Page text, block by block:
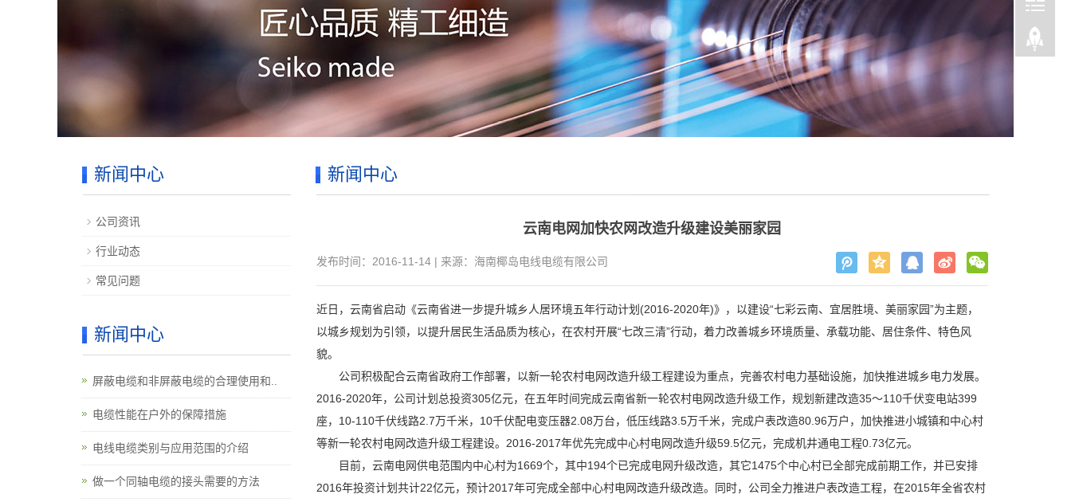
新闻中心
云南电网加快农网改造升级建设美丽家园
发布时间：2016-11-14| 来源：海南椰岛电线电缆有限公司
近日，云南省启动《云南省进一步提升城乡人居环境五年行动计划(2016-2020年)》，以建设“七彩云南、宜居胜境、美丽家园”为主题，
以城乡规划为引领，以提升居民生活品质为核心，在农村开展“七改三清”行动，着力改善城乡环境质量、承载功能、居住条件、特色风
貌。
公司积极配合云南省政府工作部署，以新一轮农村电网改造升级工程建设为重点，完善农村电力基础设施，加快推进城乡电力发展。
2016-2020年，公司计划总投资305亿元，在五年时间完成云南省新一轮农村电网改造升级工作，规划新建改造35～110千伏变电站399
座，10-110千伏线路2.7万千米，10千伏配电变压器2.08万台，低压线路3.5万千米，完成户表改造80.96万户，加快推进小城镇和中心村
等新一轮农村电网改造升级工程建设。2016-2017年优先完成中心村电网改造升级59.5亿元，完成机井通电工程0.73亿元。
目前，云南电网供电范围内中心村为1669个，其中194个已完成电网升级改造，其它1475个中心村已全部完成前期工作，并已安排
2016年投资计划共计22亿元，预计2017年可完成全部中心村电网改造升级改造。同时，公司全力推进户表改造工程，在2015年全省农村
新闻中心
公司资讯
行业动态
常见问题
新闻中心
屏蔽电缆和非屏蔽电缆的合理使用和..
电缆性能在户外的保障措施
电线电缆类别与应用范围的介绍
做一个同轴电缆的接头需要的方法